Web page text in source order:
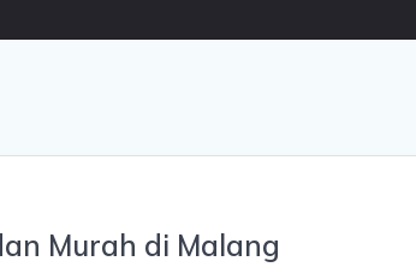
Murah di Malang